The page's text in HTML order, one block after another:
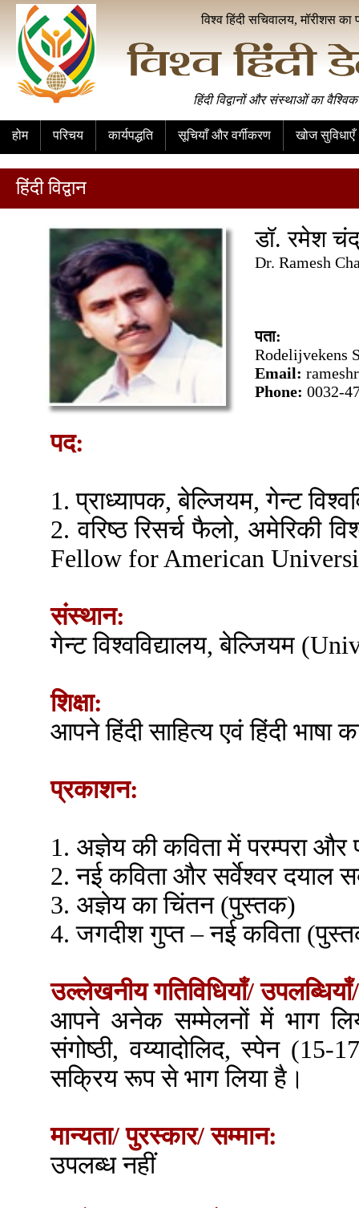
विश्व हिंदी सचिवालय, मॉरीशस का
हिंदी विद्वानों और संस्थाओं का
होम परिचय कार्यपद्धति सूचियाँ और वर्गीकरण खोज सुविधाएँ
हिंदी विद्वान
डॉ. रमेश
Dr. Ramesh
पता:
Rodelijvekens
Email:
Phone: 0032-
पद:
1. प्राध्यापक, बेल्जियम, गेन्ट
2. वरिष्ठ रिसर्च फैलो, अमेरिकी
Fellow for American
संस्थान:
गेन्ट विश्वविद्यालय, बेल्जियम
शिक्षा:
आपने हिंदी साहित्य एवं हिंदी
प्रकाशन:
1. अज्ञेय की कविता में परम्परा
2. नई कविता और सर्वेश्वर दयाल
3. अज्ञेय का चिंतन (पुस्तक)
4. जगदीश गुप्त – नई कविता
उल्लेखनीय गतिविधियाँ/ उपलब्धियाँ/
आपने अनेक सम्मेलनों में भाग
संगोष्ठी, वय्यादोलिद, स्पेन (15-
सक्रिय रूप से भाग लिया है।
मान्यता/ पुरस्कार/ सम्मान:
उपलब्ध नहीं